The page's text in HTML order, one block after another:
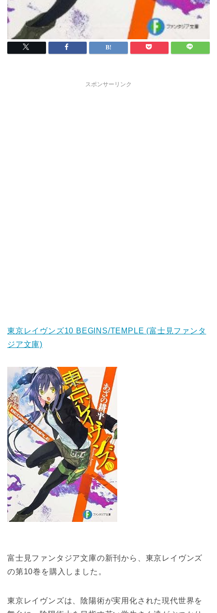
スポンサーリンク
東京レイヴンズ10 BEGINS/TEMPLE (富士見ファンタ
ジア文庫)
富士見ファンタジア文庫の新刊から、東京レイヴンズ
の第10巻を購入しました。
東京レイヴンズは、陰陽術が実用化された現代世界を